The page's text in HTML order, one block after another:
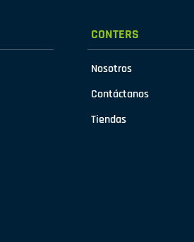
CONTERS
Nosotros
Contáctanos
Tiendas